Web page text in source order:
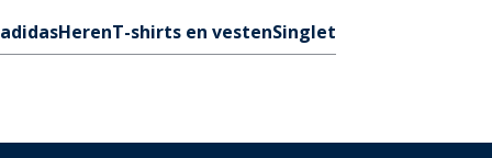
adidasHerenT-shirts en vestenSinglet